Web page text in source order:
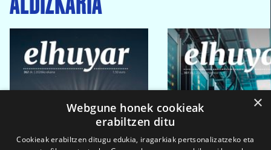
×
Webgune honek cookieak
erabiltzen ditu
Cookieak erabiltzen ditugu edukia, iragarkiak pertsonalizatzeko eta